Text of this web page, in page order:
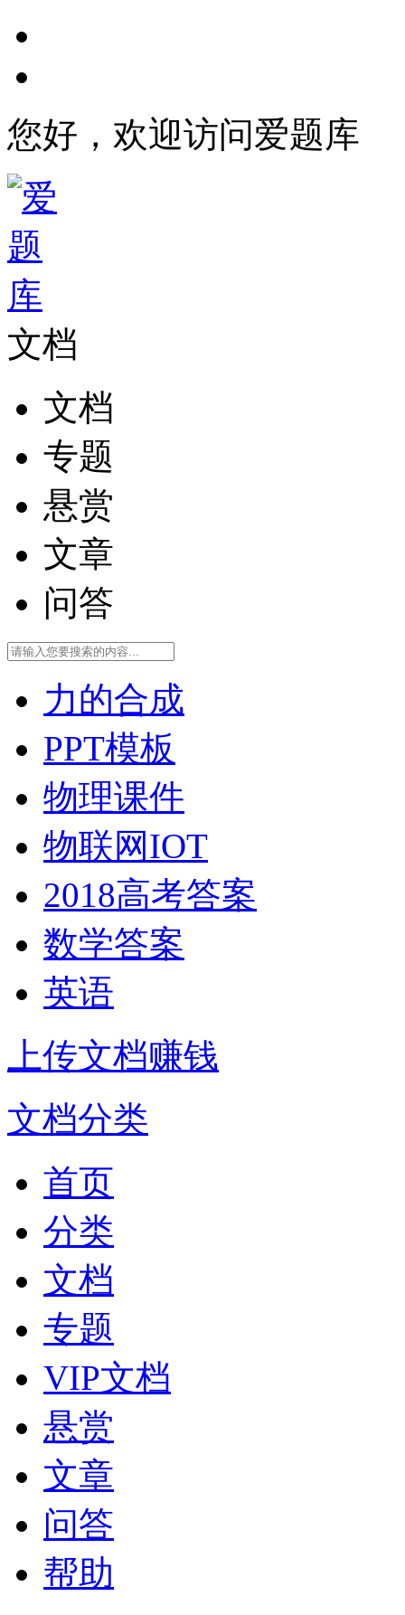
您好，欢迎访问爱题库
文档
文档
专题
悬赏
文章
问答
力的合成
PPT模板
物理课件
物联网IOT
2018高考答案
数学答案
英语
上传文档赚钱
文档分类
首页
分类
文档
专题
VIP文档
悬赏
文章
问答
帮助